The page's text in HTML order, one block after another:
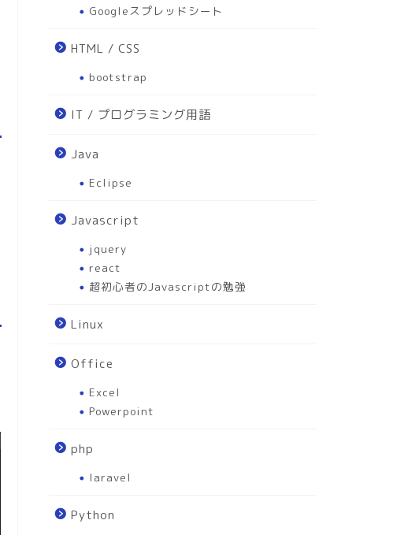
Googleスプレッドシート
HTML / CSS
bootstrap
IT / プログラミング用語
Java
Eclipse
Javascript
jquery
react
超初心者のJavascriptの勉強
Linux
Office
Excel
Powerpoint
php
laravel
Python